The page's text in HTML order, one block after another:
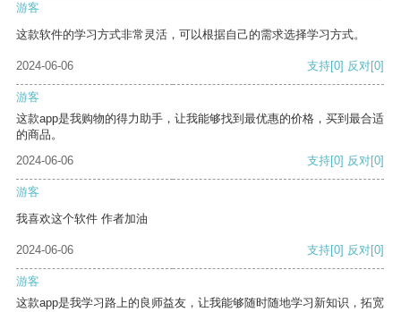
游客
这款软件的学习方式非常灵活，可以根据自己的需求选择学习方式。
2024-06-06 支持[0] 反对[0]
游客
这款app是我购物的得力助手，让我能够找到最优惠的价格，买到最合适
的商品。
2024-06-06
支持[0] 反对[0]
游客
我喜欢这个软件 作者加油
2024-06-06 支持[0] 反对[0]
游客
这款app是我学习路上的良师益友，让我能够随时随地学习新知识，拓宽